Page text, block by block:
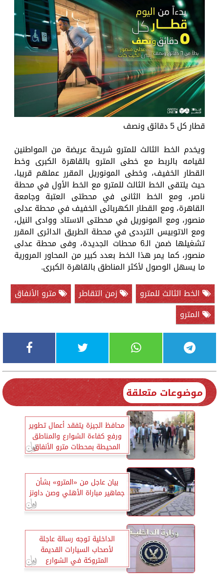
قطار كل 5 دقائق ونصف
ويخدم الخط الثالث للمترو شريحة عريضة من المواطنين
لقيامه بالربط مع خطى المترو بالقاهرة الكبرى وخط
القطار الخفيف، وخطى المونوريل المقرر عملهم قريبا،
حيث يلتقى الخط الثالث للمترو مع الخط الأول في محطة
ناصر، ومع الخط الثانى في محطتى العتبة وجامعة
القاهرة، ومع القطار الكهربائى الخفيف في محطة عدلى
منصور، ومع المونوريل في محطتى الاستاد ووادى النيل،
ومع الاتوبيس الترددى في محطة الطريق الدائرى المقرر
تشغيلها ضمن الـ6 محطات الجديدة، وفى محطة عدلى
منصور، كما يمر هذا الخط بعدد كبير من المحاور المرورية
ما يسهل الوصول لأكثر المناطق بالقاهرة الكبرى.
الخط الثالث للمترو
زمن التقاطر
مترو الأنفاق
المترو
موضوعات متعلقة
محافظ الجيزة يتفقد أعمال تطوير
ورفع كفاءة الشوارع والمناطق
المحيطة بمحطات مترو الأنفاق
الخط الثالث بامبابة والبوهي
بيان عاجل من «المترو» بشأن
جماهير مباراة الأهلي وصن داونز
الداخلية توجه رسالة عاجلة
لأصحاب السيارات القديمة
المتروكة في الشوارع